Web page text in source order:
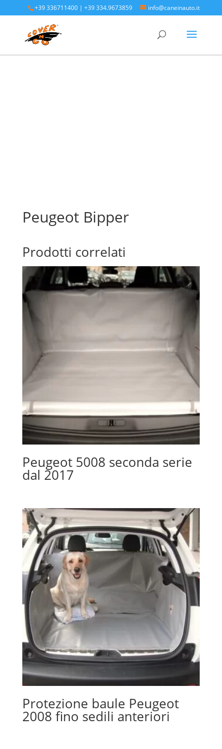
+39 336711400 |+39 334.9673859 info@caneinauto.it
Home/SALVA BAULE - Vasca Telo Copribaule
Auto/SALVA BAULE PEUGEOT
Peugeot Bipper
Prodotti correlati
Peugeot 5008 seconda serie
dal 2017
Protezione baule Peugeot
2008 fino sedili anteriori